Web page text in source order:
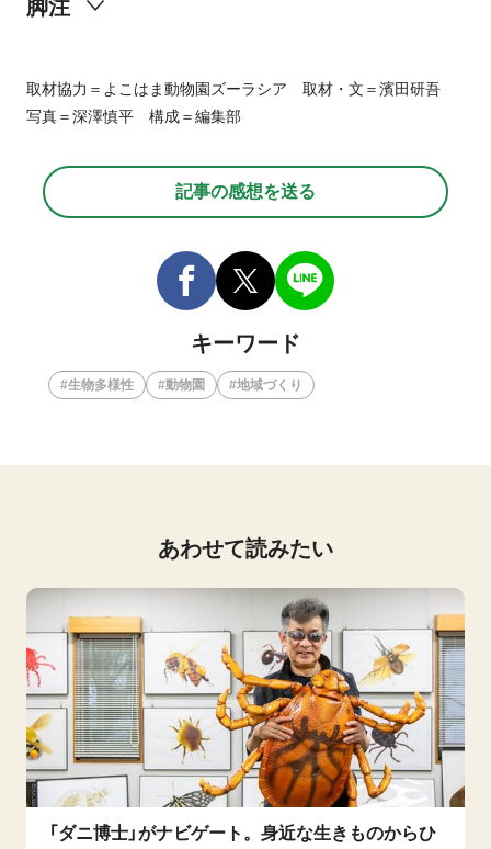
脚注
45.3ha
https://www.hama-midorinokyokai.or.jp/zoo/zoorasia/
23 2001
1993
EU
4
2005
1930
2012
取材協力＝よこはま動物園ズーラシア 取材・文＝濱田研吾
写真＝深澤慎平 構成＝編集部
記事の感想を送る
キーワード
生物多様性 動物園 地域づくり
あわせて読みたい
「ダニ博士」がナビゲート。身近な生きものからひ